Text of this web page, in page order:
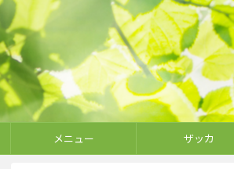
メニュー ザッカ